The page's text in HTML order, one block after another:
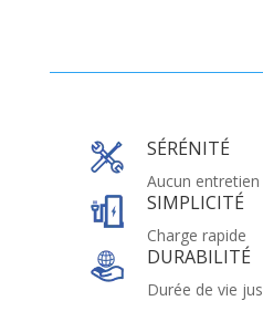
SÉRÉNITÉ
Aucun entretien
SIMPLICITÉ
Charge rapide
DURABILITÉ
Durée de vie